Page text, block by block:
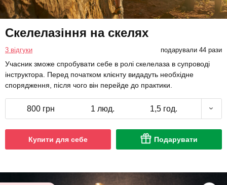
Скелелазіння на скелях
3 відгуки подарували 44 рази
Учасник зможе спробувати себе в ролі скелелаза в супроводі
інструктора. Перед початком клієнту видадуть необхідне
спорядження, після чого він перейде до практики.
800 грн 1 люд. 1,5 год.
Купити для себе Подарувати